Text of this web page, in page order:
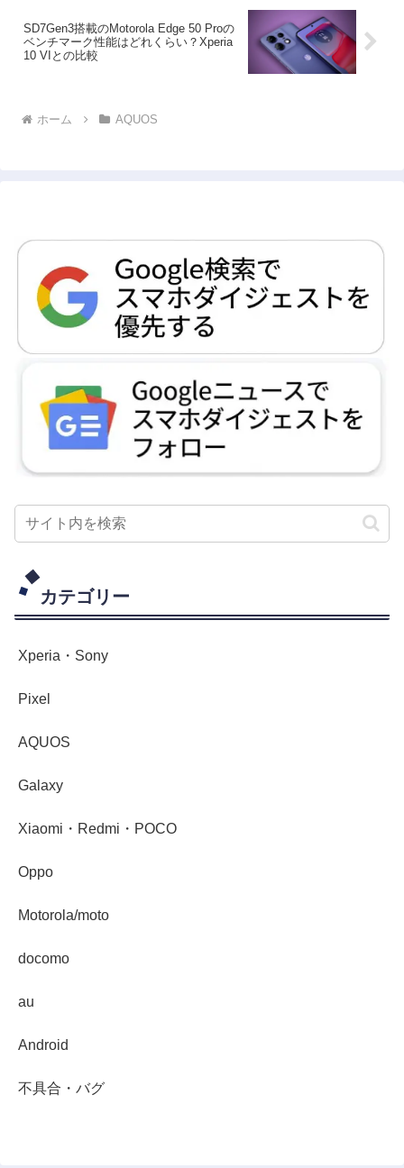
SD7Gen3搭載のMotorola Edge 50 Proの
ベンチマーク性能はどれくらい？Xperia
10 VIとの比較
ホーム AQUOS
カテゴリー
Xperia・Sony
Pixel
AQUOS
Galaxy
Xiaomi・Redmi・POCO
Oppo
Motorola/moto
docomo
au
Android
不具合・バグ